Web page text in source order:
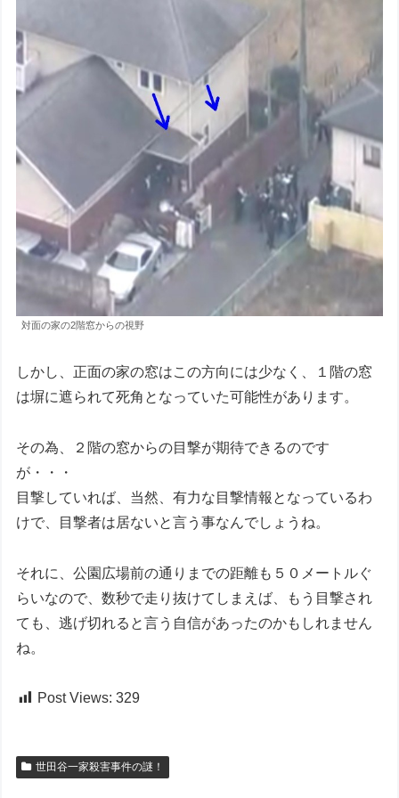
対面の家の2階窓からの視野
しかし、正面の家の窓はこの方向には少なく、１階の窓
は塀に遮られて死角となっていた可能性があります。
その為、２階の窓からの目撃が期待できるのです
が・・・
目撃していれば、当然、有力な目撃情報となっているわ
けで、目撃者は居ないと言う事なんでしょうね。
それに、公園広場前の通りまでの距離も５０メートルぐ
らいなので、数秒で走り抜けてしまえば、もう目撃され
ても、逃げ切れると言う自信があったのかもしれません
ね。
Post Views: 329
世田谷一家殺害事件の謎！